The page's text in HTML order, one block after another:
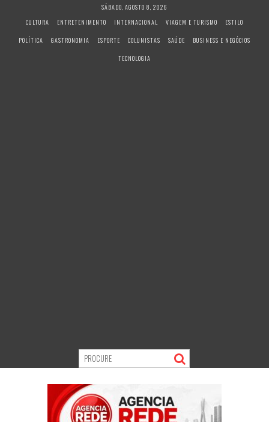
SÁBADO, AGOSTO 8, 2026
CULTURA
ENTRETENIMENTO INTERNACIONAL VIAGEM E TURISMO
ESTILO
POLÍTICA
GASTRONOMIA ESPORTE COLUNISTAS SAÚDE
BUSINESS E NEGÓCIOS
TECNOLOGIA